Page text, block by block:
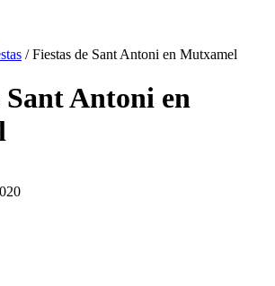
/Fiestas de Sant Antoni en Mutxamel
Sant Antoni en